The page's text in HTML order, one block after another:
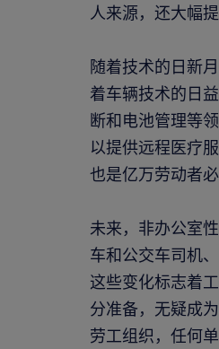
人来源，还大幅
随着技术的日新
着车辆技术的日
断和电池管理等
以提供远程医疗
也是亿万劳动者
未来，非办公室
车和公交车司机
这些变化标志着
分准备，无疑成
劳工组织，任何